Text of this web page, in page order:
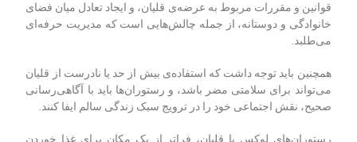
قوانین و مقررات مربوط به عرضه‌ی قلیان، و ایجاد تعادل میان فضای
خانوادگی و دوستانه، از جمله چالش‌هایی است که مدیریت حرفه‌ای
می‌طلبد.
همچنین باید توجه داشت که استفاده‌ی بیش از حد یا نادرست از قلیان
می‌تواند برای سلامتی مضر باشد، و رستوران‌ها باید با آگاهی‌رسانی
صحیح، نقش اجتماعی خود را در ترویج سبک زندگی سالم ایفا کنند.
رستوران‌های لوکس با قلیان، فراتر از یک مکان برای غذا خوردن